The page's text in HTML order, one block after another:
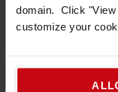
domain. Click "View
customize your